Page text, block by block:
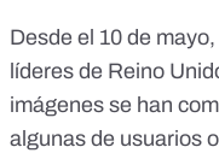
Desde el 10 de
líderes de Reino
imágenes se han
algunas de usuarios